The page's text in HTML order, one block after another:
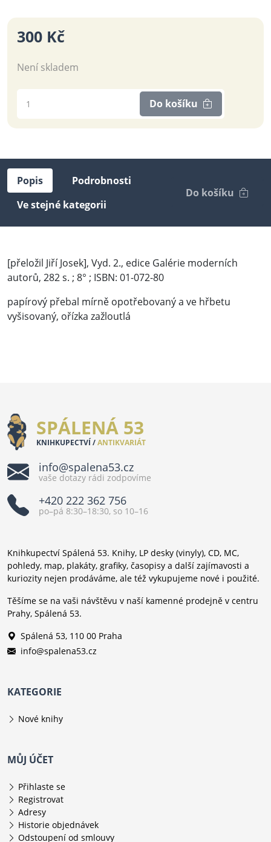
300 Kč
Není skladem
Do košíku
Popis
Podrobnosti
Ve stejné kategorii
Do košíku
[přeložil Jiří Josek], Vyd. 2., edice Galérie moderních
autorů, 282 s. ; 8° ; ISBN: 01-072-80
papírový přebal mírně opotřebovaný a ve hřbetu
vyšisovaný, ořízka zažloutlá
SPÁLENÁ 53
KNIHKUPECTVÍ /ANTIKVARIÁT
info@spalena53.cz
vaše dotazy rádi zodpovíme
+420 222 362 756
po–pá 8:30–18:30, so 10–16
Knihkupectví Spálená 53. Knihy, LP desky (vinyly), CD, MC,
pohledy, map, plakáty, grafiky, časopisy a další zajímavosti a
kuriozity nejen prodáváme, ale též vykupujeme nové i použité.
Těšíme se na vaši návštěvu v naší kamenné prodejně v centru
Prahy, Spálená 53.
Spálená 53, 110 00 Praha
info@spalena53.cz
KATEGORIE
Nové knihy
MŮJ ÚČET
Přihlaste se
Registrovat
Adresy
Historie objednávek
Odstoupení od smlouvy